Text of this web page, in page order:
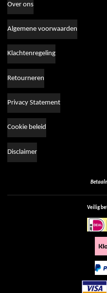
Over ons
Algemene voorwaarden
Klachtenregeling
Retourneren
Privacy Statement
Cookie beleid
Disclaimer
Veilig